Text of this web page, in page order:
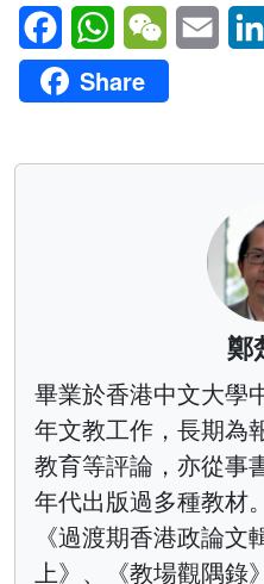
FacebookWhatsAppWeChatEmail
Share
鄭
畢業於香港中文大學
年文教工作，長期為
教育等評論，亦從事
年代出版過多種教材
《過渡期香港政論
上》、《教場觀隅錄